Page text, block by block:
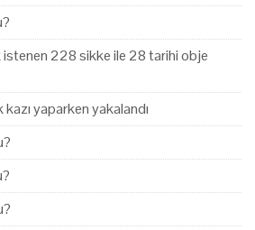
istenen 228 sikke ile 28 tarihi obje
yaparken yakalandı